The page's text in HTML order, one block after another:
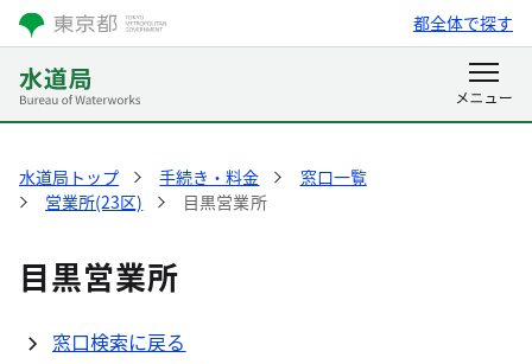
都全体で探す
水道局トップ 手続き・料金
窓口一覧
営業所(23区)
目黒営業所
目黒営業所
窓口検索に戻る